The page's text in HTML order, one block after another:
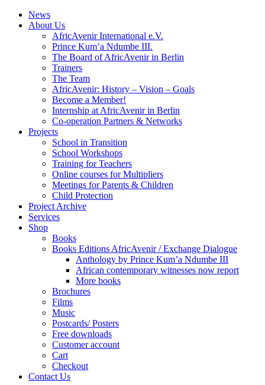
News
About Us
AfricAvenir International e.V.
Prince Kum’a Ndumbe III.
The Board of AfricAvenir in Berlin
Trainers
The Team
AfricAvenir: History – Vision – Goals
Become a Member!
Internship at AfricAvenir in Berlin
Co-operation Partners & Networks
Projects
School in Transition
School Workshops
Training for Teachers
Online courses for Multipliers
Meetings for Parents & Children
Child Protection
Project Archive
Services
Shop
Books
Books Editions AfricAvenir / Exchange Dialogue
Anthology by Prince Kum’a Ndumbe III
African contemporary witnesses now report
More books
Brochures
Films
Music
Postcards/ Posters
Free downloads
Customer account
Cart
Checkout
Contact Us